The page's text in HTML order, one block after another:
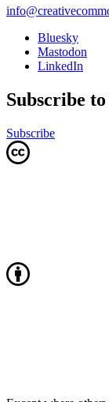
Bluesky
Mastodon
LinkedIn
Subscribe
Subscribe